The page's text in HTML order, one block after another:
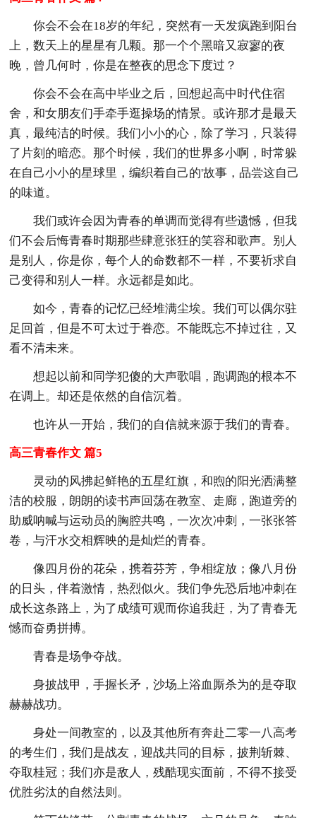
你会不会在18岁的年纪，突然有一天发疯跑到阳台
上，数天上的星星有几颗。那一个个黑暗又寂寥的夜
晚，曾几何时，你是在整夜的思念下度过？
你会不会在高中毕业之后，回想起高中时代住宿
舍，和女朋友们手牵手逛操场的情景。或许那才是最天
真，最纯洁的时候。我们小小的心，除了学习，只装得
了片刻的暗恋。那个时候，我们的世界多小啊，时常躲
在自己小小的星球里，编织着自己的'故事，品尝这自己
的味道。
我们或许会因为青春的单调而觉得有些遗憾，但我
们不会后悔青春时期那些肆意张狂的笑容和歌声。别人
是别人，你是你，每个人的命数都不一样，不要祈求自
己变得和别人一样。永远都是如此。
如今，青春的记忆已经堆满尘埃。我们可以偶尔驻
足回首，但是不可太过于眷恋。不能既忘不掉过往，又
看不清未来。
想起以前和同学犯傻的大声歌唱，跑调跑的根本不
在调上。却还是依然的自信沉着。
也许从一开始，我们的自信就来源于我们的青春。
高三青春作文 篇5
灵动的风拂起鲜艳的五星红旗，和煦的阳光洒满整
洁的校服，朗朗的读书声回荡在教室、走廊，跑道旁的
助威呐喊与运动员的胸腔共鸣，一次次冲刺，一张张答
卷，与汗水交相辉映的是灿烂的青春。
像四月份的花朵，携着芬芳，争相绽放；像八月份
的日头，伴着激情，热烈似火。我们争先恐后地冲刺在
成长这条路上，为了成绩可观而你追我赶，为了青春无
憾而奋勇拼搏。
青春是场争夺战。
身披战甲，手握长矛，沙场上浴血厮杀为的是夺取
赫赫战功。
身处一间教室的，以及其他所有奔赴二零一八高考
的考生们，我们是战友，迎战共同的目标，披荆斩棘、
夺取桂冠；我们亦是敌人，残酷现实面前，不得不接受
优胜劣汰的自然法则。